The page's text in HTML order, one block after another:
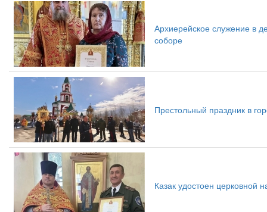
Архиерейское служение в
соборе
Престольный праздник в
Казак удостоен церковной